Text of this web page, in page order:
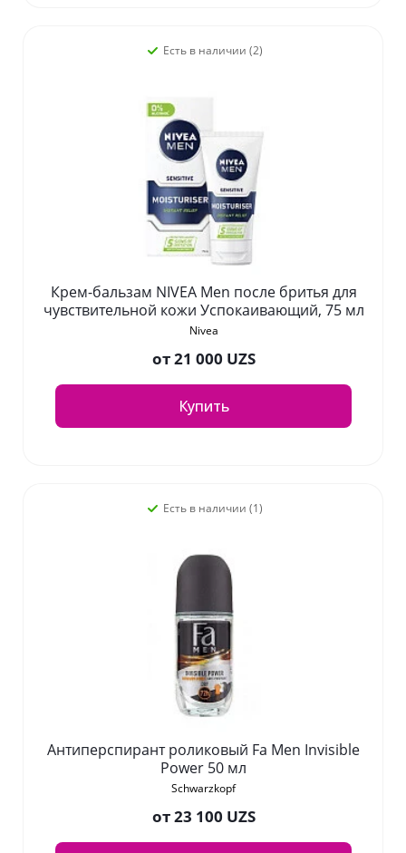
Есть в наличии (2)
Крем-бальзам NIVEA Men после бритья для
чувствительной кожи Успокаивающий, 75 мл
Nivea
от21 000 UZS
Купить
Есть в наличии (1)
Антиперспирант роликовый Fa Men Invisible
Power 50 мл
Schwarzkopf
от23 100 UZS